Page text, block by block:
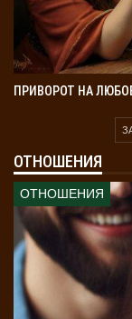
ПРИВОРОТ НА
ОТНОШЕНИЯ
ОТНОШЕНИЯ